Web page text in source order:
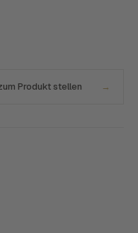
Produkt stellen →